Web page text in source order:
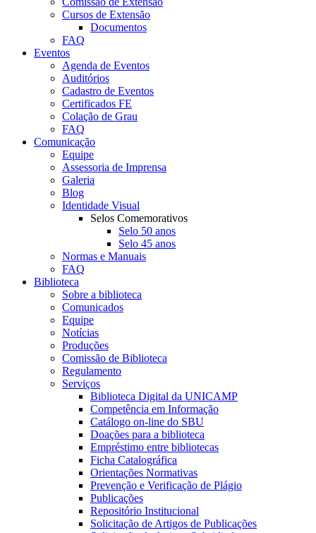
Cursos de Extensão
Documentos
FAQ
Eventos
Agenda de Eventos
Auditórios
Cadastro de Eventos
Certificados FE
Colação de Grau
FAQ
Comunicação
Equipe
Assessoria de Imprensa
Galeria
Blog
Identidade Visual
Selos Comemorativos
Selo 50 anos
Selo 45 anos
Normas e Manuais
FAQ
Biblioteca
Sobre a biblioteca
Comunicados
Equipe
Notícias
Produções
Comissão de Biblioteca
Regulamento
Serviços
Biblioteca Digital da UNICAMP
Competência em Informação
Catálogo on-line do SBU
Doações para a biblioteca
Empréstimo entre bibliotecas
Ficha Catalográfica
Orientações Normativas
Prevenção e Verificação de Plágio
Publicações
Repositório Institucional
Solicitação de Artigos de Publicações